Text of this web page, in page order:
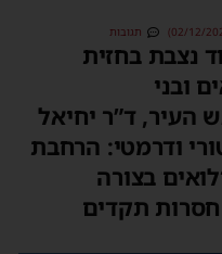
תגובות
נצבת בחזית
ובני
ד”ר יחיאל
ודרמטי: הרחבת
בצורה
תקדים